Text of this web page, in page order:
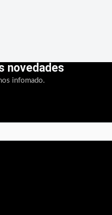
novedades
infomado.